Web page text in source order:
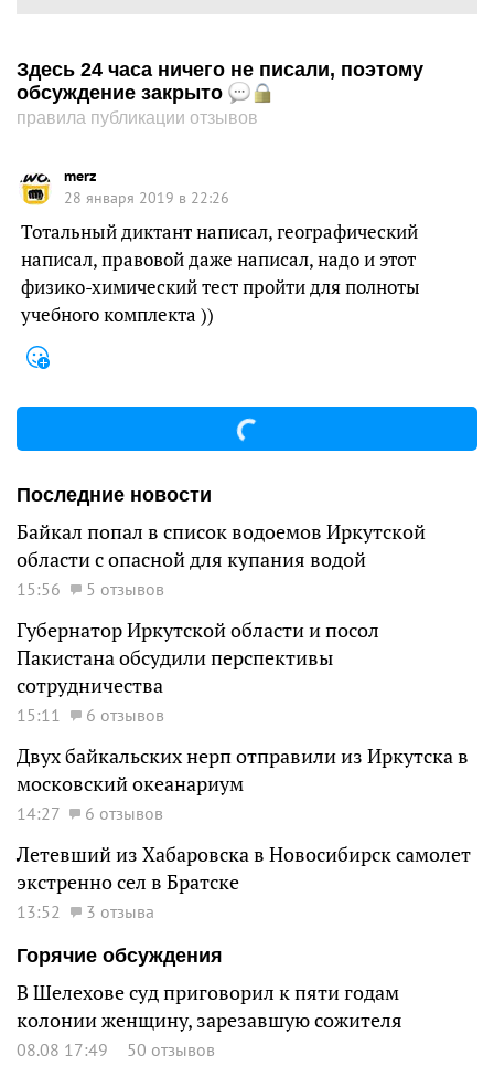
Здесь 24 часа ничего не писали, поэтому
обсуждение закрыто
правила публикации отзывов
merz
28 января 2019 в 22:26
Тотальный диктант написал, географический
написал, правовой даже написал, надо и этот
физико-химический тест пройти для полноты
учебного комплекта ))
Последние новости
Байкал попал в список водоемов Иркутской
области с опасной для купания водой
15:56 5 отзывов
Губернатор Иркутской области и посол
Пакистана обсудили перспективы
сотрудничества
15:11 6 отзывов
Двух байкальских нерп отправили из Иркутска в
московский океанариум
14:27 6 отзывов
Летевший из Хабаровска в Новосибирск самолет
экстренно сел в Братске
13:52
3 отзыва
Горячие обсуждения
В Шелехове суд приговорил к пяти годам
колонии женщину, зарезавшую сожителя
08.08 17:49 50 отзывов